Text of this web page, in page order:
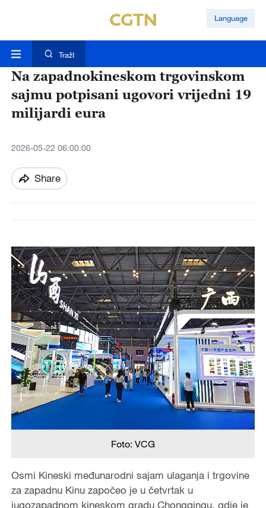
Language
TražI
Na zapadnokineskom trgovinskom
sajmu potpisani ugovori vrijedni 19
milijardi eura
2026-05-22 06:00:00
Share
Foto: VCG
Osmi Kineski međunarodni sajam ulaganja i trgovine
za zapadnu Kinu započeo je u četvrtak u
jugozapadnom kineskom gradu Chongqingu, gdje je